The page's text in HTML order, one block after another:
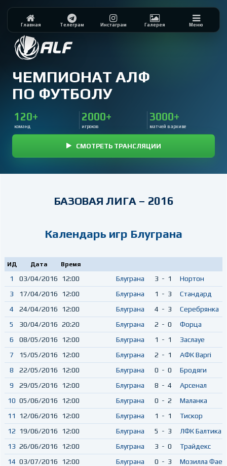
ЧЕМПИОНАТ АЛФ
ПО ФУТБОЛУ
120+
команд
2000+
игроков
3000+
матчей в архиве
СМОТРЕТЬ ТРАНСЛЯЦИИ
Главная Телеграм Инстаграм Галерея Меню
БАЗОВАЯ ЛИГА – 2016
Календарь игр Блуграна
ИД Дата Время
1 03/04/2016 12:00 Блуграна 3 - 1
Нортон
3
17/04/2016 12:00 Блуграна 1 - 3
Стандард
4
24/04/2016 12:00 Блуграна 4 - 3
Серебрянка
5
30/04/2016 20:20 Блуграна 2 - 0
Форца
6
08/05/2016 12:00 Блуграна 1 - 1
Заслауе
7
15/05/2016 12:00 Блуграна 2 - 1
АФК Варгi
8
22/05/2016 12:00 Блуграна 0 - 0
Бродяги
9
29/05/2016 12:00 Блуграна 8 - 4
Арсенал
10 05/06/2016 12:00 Блуграна 0 - 2
Маланка
11
12/06/2016 12:00 Блуграна 1 - 1
Тискор
12 19/06/2016 12:00 Блуграна 5 - 3
ЛФК Балтика
13 26/06/2016 12:00 Блуграна 3 - 0
Трайдекс
14 03/07/2016 12:00 Блуграна 0 - 3
Мозилла